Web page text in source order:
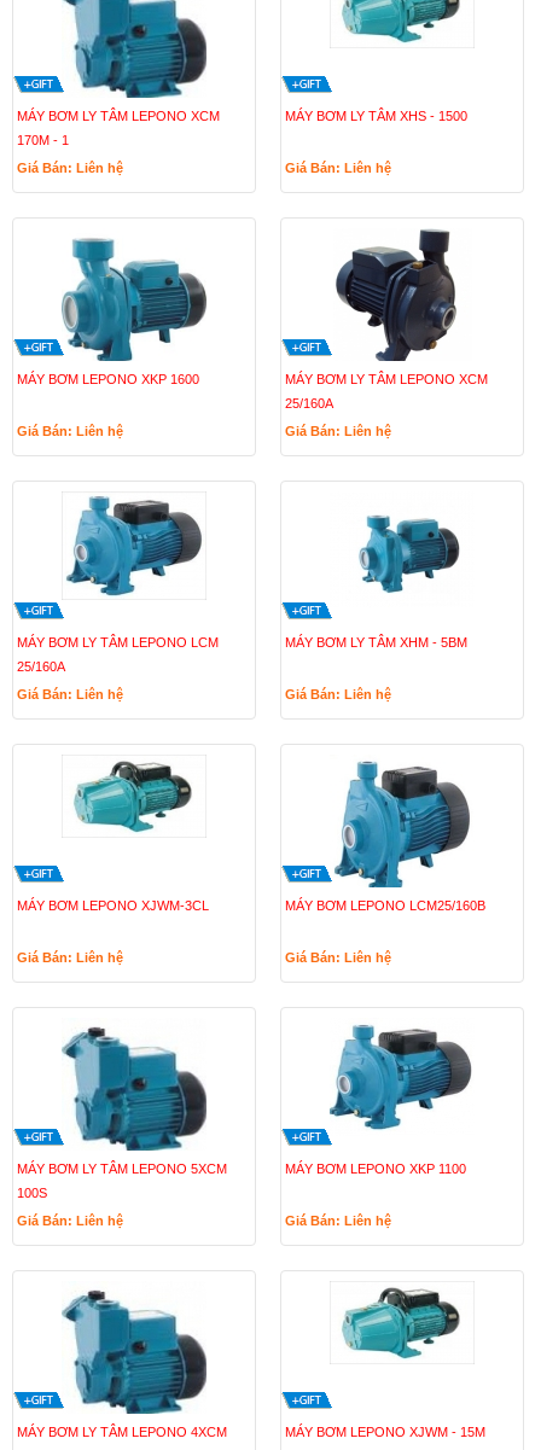
MÁY BƠM LY TÂM LEPONO XCM
170M - 1
Giá Bán: Liên hệ
MÁY BƠM LY TÂM XHS - 1500
Giá Bán: Liên hệ
MÁY BƠM LEPONO XKP 1600
Giá Bán: Liên hệ
MÁY BƠM LY TÂM LEPONO XCM
25/160A
Giá Bán: Liên hệ
MÁY BƠM LY TÂM LEPONO LCM
25/160A
Giá Bán: Liên hệ
MÁY BƠM LY TÂM XHM - 5BM
Giá Bán: Liên hệ
MÁY BƠM LEPONO XJWM-3CL
Giá Bán: Liên hệ
MÁY BƠM LEPONO LCM25/160B
Giá Bán: Liên hệ
MÁY BƠM LY TÂM LEPONO 5XCM
100S
Giá Bán: Liên hệ
MÁY BƠM LEPONO XKP 1100
Giá Bán: Liên hệ
MÁY BƠM LY TÂM LEPONO 4XCM
MÁY BƠM LEPONO XJWM - 15M